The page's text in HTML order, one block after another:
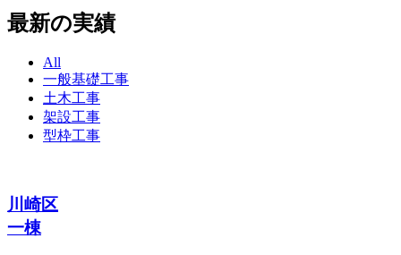
最新の実績
All
一般基礎工事
土木工事
架設工事
型枠工事
川崎区
一棟